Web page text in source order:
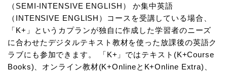
（SEMI-INTENSIVE ENGLISH） か集中英語
（INTENSIVE ENGLISH）コースを受講している場合、
「K+」というカプランが独自に作成した学習者のニーズ
に合わせたデジタルテキスト教材を使った放課後の英語ク
ラブにも参加できます。 「K+」ではテキスト(K+Course
Books)、オンライン教材(K+OnlineとK+Online Extra)、